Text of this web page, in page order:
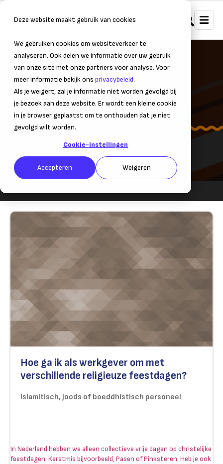
Deze website maakt gebruik van cookies
We gebruiken cookies om websiteverkeer te
analyseren. Ook delen we informatie over uw gebruik
van onze site met onze partners voor analyse. Voor
meer informatie bekijk ons privacybeleid.
Als je weigert, zal je informatie niet worden gevolgd bij
je bezoek aan deze website. Er wordt een kleine cookie
in je browser geplaatst om te onthouden dat je niet
gevolgd wilt worden.
Cookie-instellingen
Accepteren Weigeren
Verlof
Personeel
Hoe ga ik als werkgever om met
verschillende religieuze feestdagen?
Islamitisch, joods of boeddhistisch personeel
In Nederland hebben we alleen collectieve vrije dagen op christelijke
feestdagen. Kerstmis bijvoorbeeld, Pasen of Pinksteren. Heb je ook